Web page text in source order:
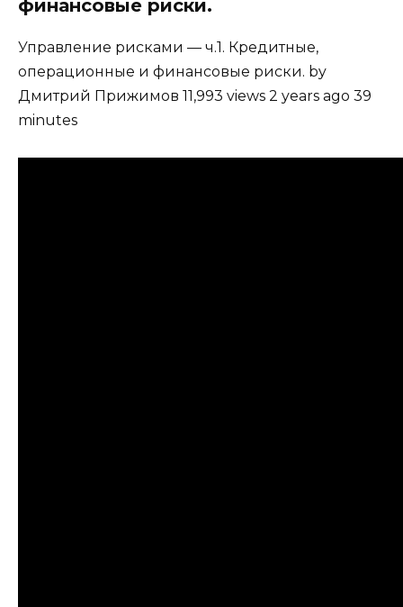
финансовые риски.
Управление рисками — ч.1. Кредитные,
операционные и финансовые риски. by
Дмитрий Прижимов 11,993 views 2 years ago 39
minutes